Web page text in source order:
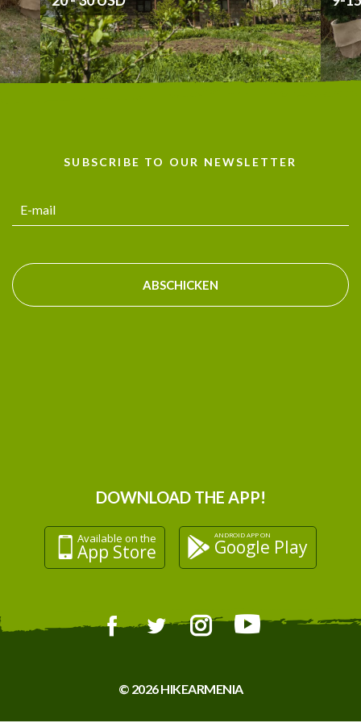
SUBSCRIBE TO OUR NEWSLETTER
ABSCHICKEN
DOWNLOAD THE APP!
Available on the
App Store
ANDROID APP ON
Google Play
© 2026 HIKEARMENIA